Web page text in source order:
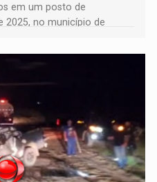
em um posto de
2025, no município de